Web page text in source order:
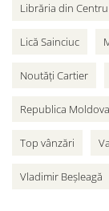
Librăria din Centru
Lică Sainciuc
Noutăți Cartier
Republica Moldova
Top vânzări
Vladimir Beșleagă